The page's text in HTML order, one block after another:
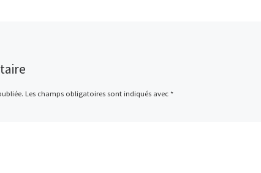
Les champs obligatoires sont indiqués avec *